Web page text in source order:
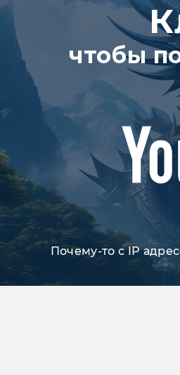
чтобы
Почему-то с IP